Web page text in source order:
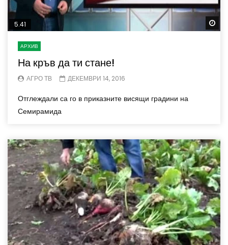
5.41
АРХИВ
На кръв да ти стане!
АГРО ТВ ДЕКЕМВРИ 14, 2016
Отглеждали са го в приказните висящи градини на
Семирамида